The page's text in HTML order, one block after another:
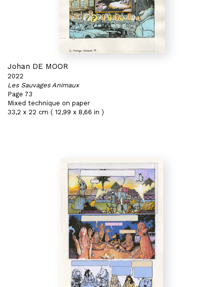
Johan DE MOOR
2022
Les Sauvages Animaux
Page 73
Mixed technique on paper
33,2 x 22 cm ( 12,99 x 8,66 in )